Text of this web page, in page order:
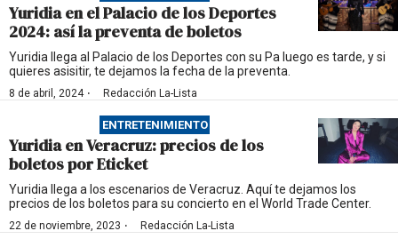
Yuridia en el Palacio de los Deportes
2024: así la preventa de boletos
Yuridia llega al Palacio de los Deportes con su Pa luego es tarde, y si
quieres asisitir, te dejamos la fecha de la preventa.
8 de abril, 2024· Redacción La-Lista
ENTRETENIMIENTO
Yuridia en Veracruz: precios de los
boletos por Eticket
Yuridia llega a los escenarios de Veracruz. Aquí te dejamos los
precios de los boletos para su concierto en el World Trade Center.
22 de noviembre, 2023 · Redacción La-Lista